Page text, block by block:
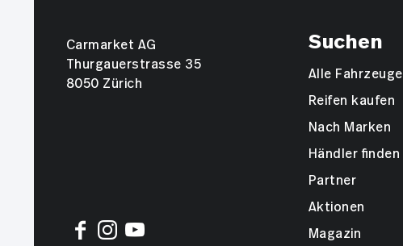
Carmarket AG
Thurgauerstrasse 35
8050 Zürich
Suchen
Alle Fahrzeuge
Reifen kaufen
Nach Marken
Händler finden
Partner
Aktionen
Magazin